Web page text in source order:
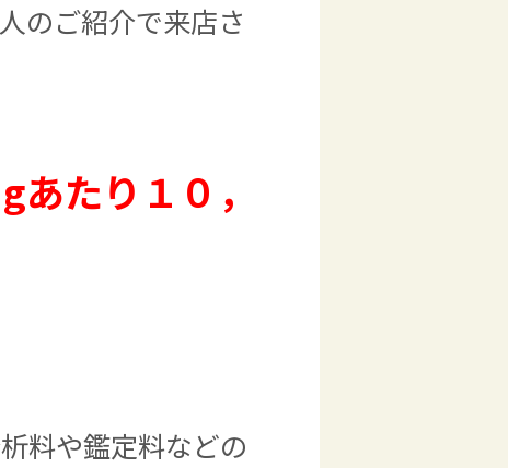
のご紹介で来店さ
たり１０，
料や鑑定料などの